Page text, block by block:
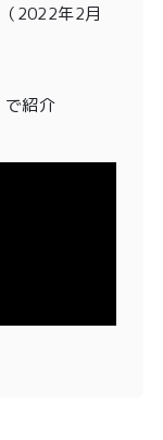
（2022年2月
で紹介